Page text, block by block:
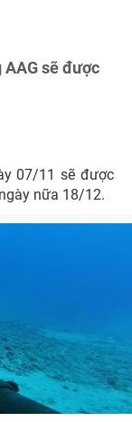
sẽ được
07/11 sẽ được
nữa 18/12.